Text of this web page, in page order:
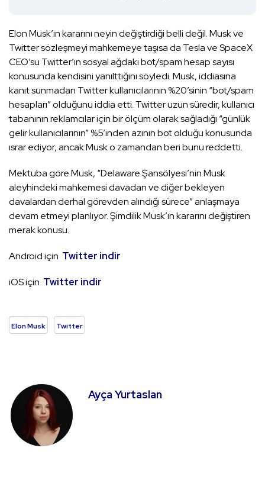
Elon Musk’ın kararını neyin değiştirdiği belli değil. Musk ve
Twitter sözleşmeyi mahkemeye taşısa da Tesla ve SpaceX
CEO’su Twitter’ın sosyal ağdaki bot/spam hesap sayısı
konusunda kendisini yanılttığını söyledi. Musk, iddiasına
kanıt sunmadan Twitter kullanıcılarının %20’sinin “bot/spam
hesapları” olduğunu iddia etti. Twitter uzun süredir, kullanıcı
tabanının reklamcılar için bir ölçüm olarak sağladığı “günlük
gelir kullanıcılarının” %5’inden azının bot olduğu konusunda
ısrar ediyor, ancak Musk o zamandan beri bunu reddetti.
Mektuba göre Musk, “Delaware Şansölyesi’nin Musk
aleyhindeki mahkemesi davadan ve diğer bekleyen
davalardan derhal görevden alındığı sürece” anlaşmaya
devam etmeyi planlıyor. Şimdilik Musk’ın kararını değiştiren
merak konusu.
Android için Twitter indir
iOS için Twitter indir
Elon Musk Twitter
Ayça Yurtaslan